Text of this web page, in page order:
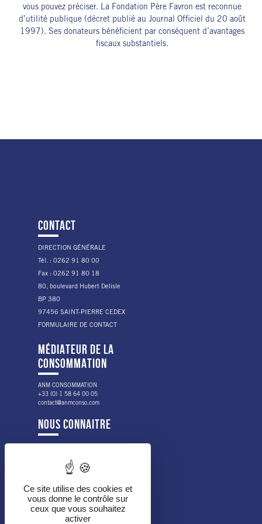
vous pouvez préciser. La Fondation Père Favron est reconnue
d’utilité publique (décret publié au Journal Officiel du 20 août
1997). Ses donateurs bénéficient par conséquent d’avantages
fiscaux substantiels.
CONTACT
DIRECTION GÉNÉRALE
Tél. : 0262 91 80 00
Fax : 0262 91 80 18
80, boulevard Hubert Delisle
BP 380
97456 SAINT-PIERRE CEDEX
FORMULAIRE DE CONTACT
MÉDIATEUR DE LA
CONSOMMATION
ANM CONSOMMATION
+33 (0) 1 58 64 00 05
contact@anmconso.com
NOUS CONNAITRE
NOS VALEURS
LES PUBLICS ACCOMPAGNÉS
NOS MISSIONS
NOTRE ORGANISATION
NOS PARTENAIRES
Ce site utilise des cookies et
vous donne le contrôle sur
ceux que vous souhaitez
activer